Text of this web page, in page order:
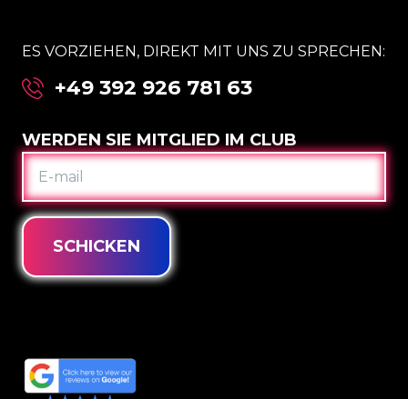
ES VORZIEHEN, DIREKT MIT UNS ZU SPRECHEN:
+49 392 926 781 63
WERDEN SIE MITGLIED IM CLUB
E-
MAIL
SCHICKEN